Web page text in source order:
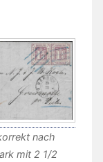
nach
mit 2 1/2